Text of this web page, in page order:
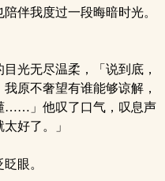
伴我度过一段晦暗时光。
光无尽温柔，「说到底，
原不奢望有谁能够谅解，
……」他叹了口气，叹息声
好了。」
眼。